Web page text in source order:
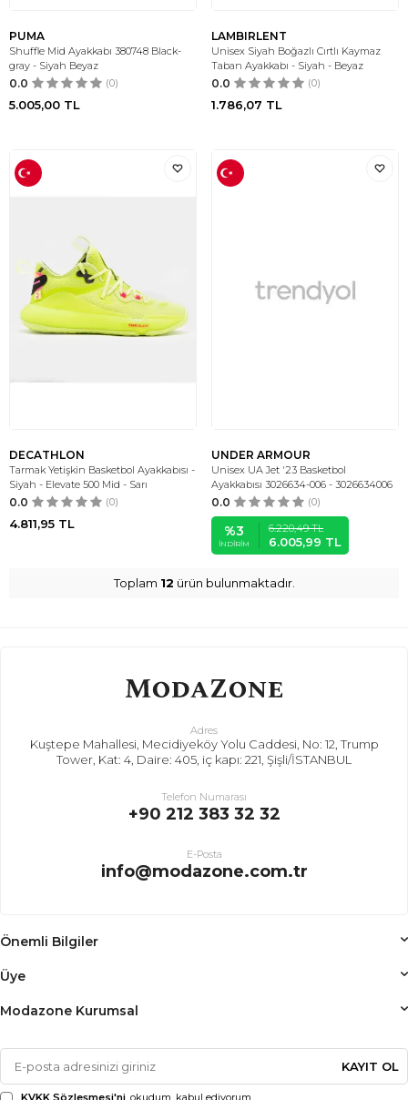
PUMA
Shuffle Mid Ayakkabı 380748 Black-
gray - Siyah Beyaz
0.0 (0)
5.005,00 TL
LAMBIRLENT
Unisex Siyah Boğazlı Cırtlı Kaymaz
Taban Ayakkabı - Siyah - Beyaz
0.0 (0)
1.786,07 TL
DECATHLON
Tarmak Yetişkin Basketbol Ayakkabısı -
Siyah - Elevate 500 Mid - Sarı
0.0 (0)
4.811,95 TL
UNDER ARMOUR
Unisex UA Jet '23 Basketbol
Ayakkabısı 3026634-006 - 3026634006
0.0 (0)
%3
İNDIRIM
6.220,49TL
6.005,99 TL
Toplam 12 ürün bulunmaktadır.
Adres
Kuştepe Mahallesi, Mecidiyeköy Yolu Caddesi, No: 12, Trump
Tower, Kat: 4, Daire: 405, iç kapı: 221, Şişli/İSTANBUL
Telefon Numarası
+90 212 383 32 32
E-Posta
info@modazone.com.tr
Önemli Bilgiler
Üye
Modazone Kurumsal
KAYIT OL
KVKK Sözleşmesi'ni , okudum, kabul ediyorum.